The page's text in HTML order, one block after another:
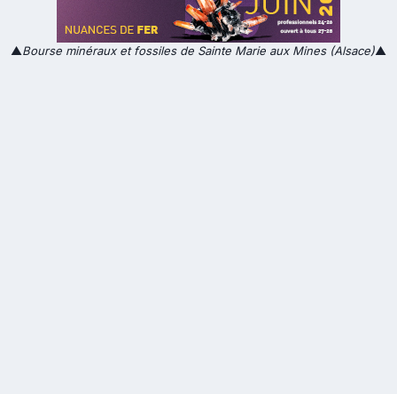
▲Bourse minéraux et fossiles de Sainte Marie aux Mines (Alsace)▲